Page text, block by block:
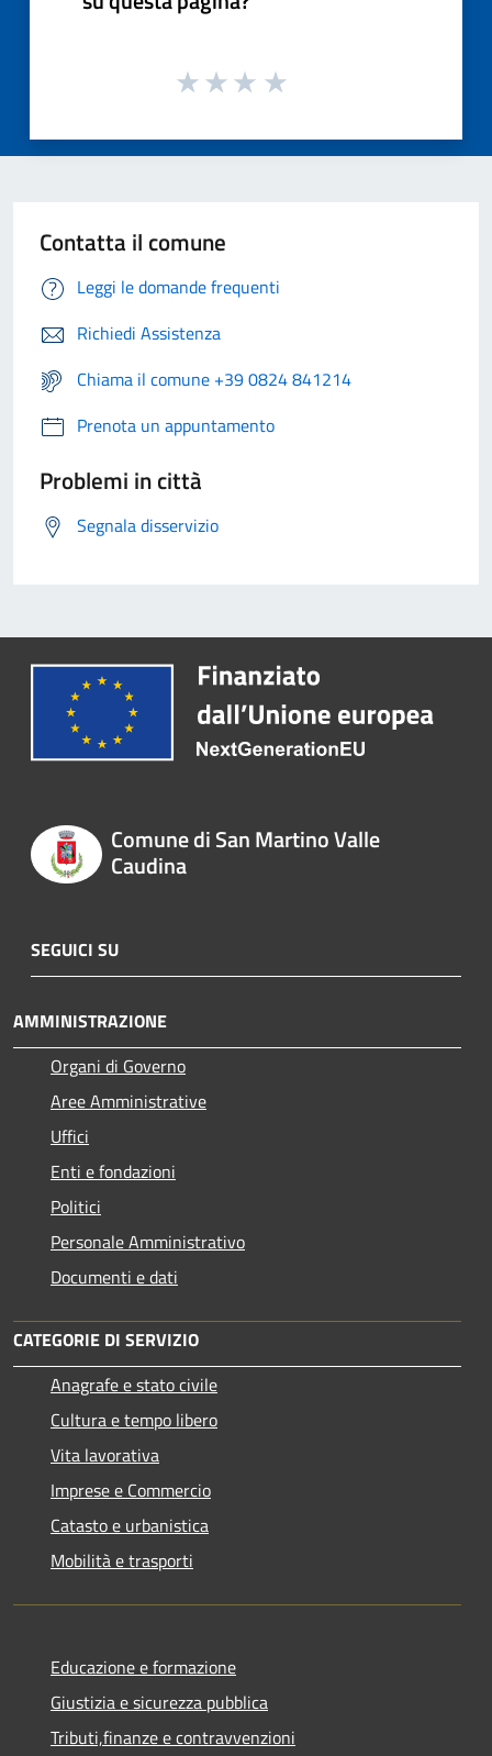
Contatta il comune
Leggi le domande frequenti
Richiedi Assistenza
Chiama il comune +39 0824 841214
Prenota un appuntamento
Problemi in città
Segnala disservizio
Comune di San Martino Valle
Caudina
SEGUICI SU
AMMINISTRAZIONE
Organi di Governo
Aree Amministrative
Uffici
Enti e fondazioni
Politici
Personale Amministrativo
Documenti e dati
CATEGORIE DI SERVIZIO
Anagrafe e stato civile
Cultura e tempo libero
Vita lavorativa
Imprese e Commercio
Catasto e urbanistica
Mobilità e trasporti
Educazione e formazione
Giustizia e sicurezza pubblica
Tributi,finanze e contravvenzioni